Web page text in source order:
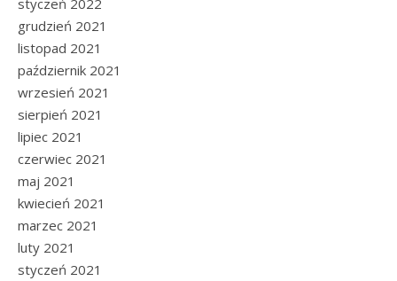
styczeń 2022
grudzień 2021
listopad 2021
październik 2021
wrzesień 2021
sierpień 2021
lipiec 2021
czerwiec 2021
maj 2021
kwiecień 2021
marzec 2021
luty 2021
styczeń 2021